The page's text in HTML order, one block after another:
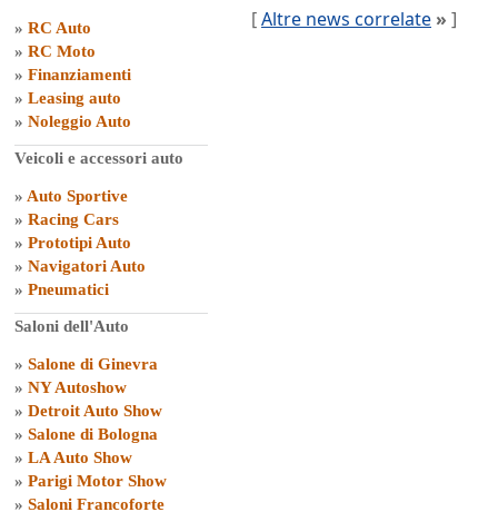
» RC Auto
» RC Moto
» Finanziamenti
» Leasing auto
» Noleggio Auto
Veicoli e accessori auto
» Auto Sportive
» Racing Cars
» Prototipi Auto
» Navigatori Auto
» Pneumatici
Saloni dell'Auto
» Salone di Ginevra
» NY Autoshow
» Detroit Auto Show
» Salone di Bologna
» LA Auto Show
» Parigi Motor Show
» Saloni Francoforte
[Altre news correlate » ]